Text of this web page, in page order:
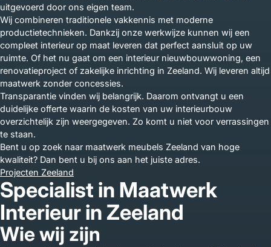
uitgevoerd door ons eigen team.
Wij combineren traditionele vakkennis met moderne
productietechnieken. Dankzij onze werkwijze kunnen wij een
compleet interieur op maat leveren dat perfect aansluit op uw
ruimte. Of het nu gaat om een interieur nieuwbouwwoning, een
renovatieproject of zakelijke inrichting in Zeeland. Wij leveren altijd
maatwerk zonder concessies.
Transparantie vinden wij belangrijk. Daarom ontvangt u een
duidelijke offerte waarin de kosten van uw interieurbouw
overzichtelijk zijn weergegeven. Zo komt u niet voor verrassingen
te staan.
Bent u op zoek naar maatwerk meubels Zeeland van hoge
kwaliteit? Dan bent u bij ons aan het juiste adres.
Projecten Zeeland
Specialist in Maatwerk
Interieur in Zeeland
Wie wij zijn